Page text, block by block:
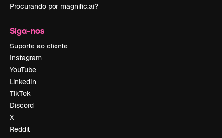
Procurando por magnific.ai?
Siga-nos
Suporte ao cliente
Instagram
YouTube
LinkedIn
TikTok
Discord
X
Reddit